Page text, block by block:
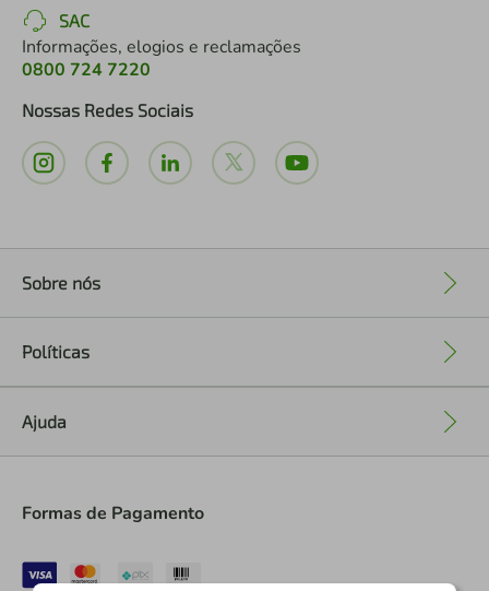
SAC
Informações, elogios e reclamações
0800 724 7220
Nossas Redes Sociais
Sobre nós
Políticas
Ajuda
Formas de Pagamento